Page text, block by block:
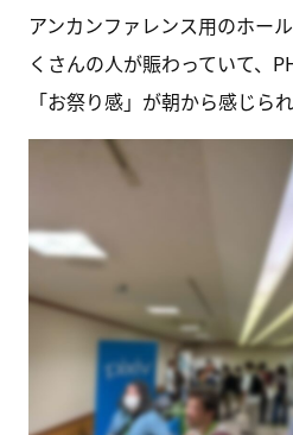
アンカンファレンス用のホー
くさんの人が賑わっていて、
「お祭り感」が朝から感じら